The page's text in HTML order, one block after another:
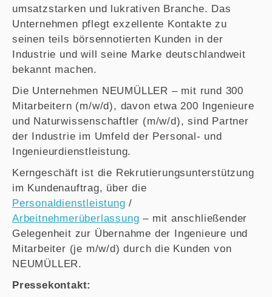
umsatzstarken und lukrativen Branche. Das
Unternehmen pflegt exzellente Kontakte zu
seinen teils börsennotierten Kunden in der
Industrie und will seine Marke deutschlandweit
bekannt machen.
Die Unternehmen NEUMÜLLER – mit rund 300
Mitarbeitern (m/w/d), davon etwa 200 Ingenieure
und Naturwissenschaftler (m/w/d), sind Partner
der Industrie im Umfeld der Personal- und
Ingenieurdienstleistung.
Kerngeschäft ist die Rekrutierungsunterstützung
im Kundenauftrag, über die
Personaldienstleistung /
Arbeitnehmerüberlassung – mit anschließender
Gelegenheit zur Übernahme der Ingenieure und
Mitarbeiter (je m/w/d) durch die Kunden von
NEUMÜLLER.
Pressekontakt: